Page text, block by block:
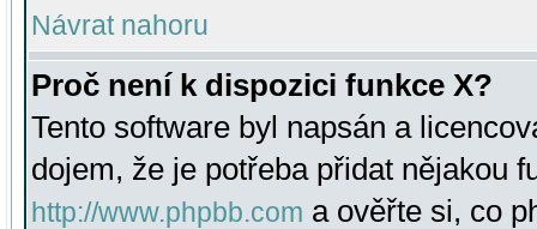
Návrat nahoru
Proč není k dispozici funkce X?
Tento software byl napsán a
dojem, že je potřeba přidat nějakou
http://www.phpbb.com a ověřte si, co